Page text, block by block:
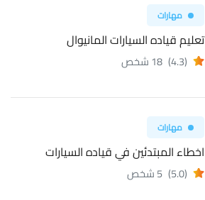
مهارات
تعليم قياده السيارات المانيوال
(4.3) 18 شخص
مهارات
اخطاء المبتدئين في قياده السيارات
(5.0) 5 شخص